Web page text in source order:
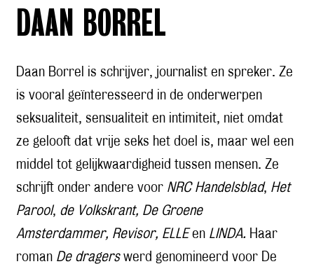
DAAN BORREL
Daan Borrel is schrijver, journalist en spreker. Ze
is vooral geïnteresseerd in de onderwerpen
seksualiteit, sensualiteit en intimiteit, niet omdat
ze gelooft dat vrije seks het doel is, maar wel een
middel tot gelijkwaardigheid tussen mensen. Ze
schrijft onder andere voor NRC Handelsblad, Het
Parool, de Volkskrant, De Groene
Amsterdammer, Revisor, ELLE en LINDA. Haar
roman De dragers werd genomineerd voor De